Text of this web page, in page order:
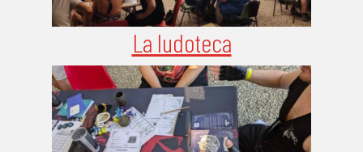
La ludoteca